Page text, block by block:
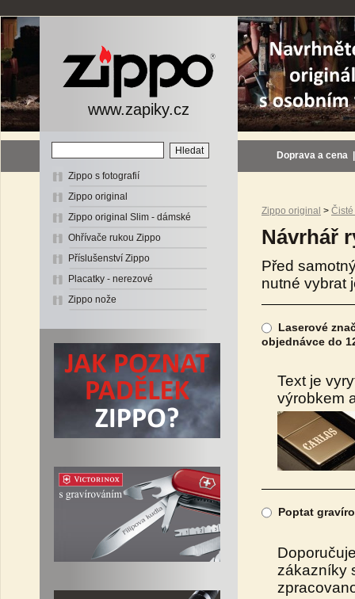
www.zapiky.cz
Zippo s fotografií
Zippo original
Zippo original Slim - dámské
Ohřívače rukou Zippo
Příslušenství Zippo
Placatky - nerezové
Zippo nože
Doprava a cena
Zippo original >
Návrhář
Před
nutné vybrat
Laserové
objednávce do
Text je
výrobkem
Poptat
zákazníky